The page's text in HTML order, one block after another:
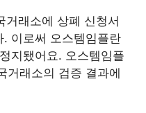
거래소에 상폐 신청서
이로써 오스템임플란
지됐어요. 오스템임플
거래소의 검증 결과에